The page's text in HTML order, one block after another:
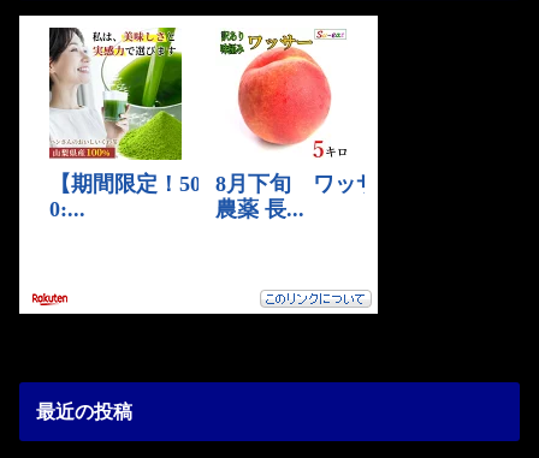
最近の投稿